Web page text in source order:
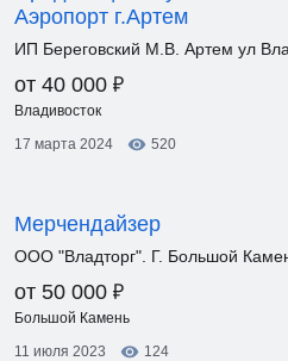
Аэропорт г.Артем
ИП Береговский М.В. Артем ул
от 40 000 ₽
Владивосток
17 марта 2024
520
Мерчендайзер
ООО "Владторг". Г. Большой
от 50 000 ₽
Большой Камень
11 июля 2023
124